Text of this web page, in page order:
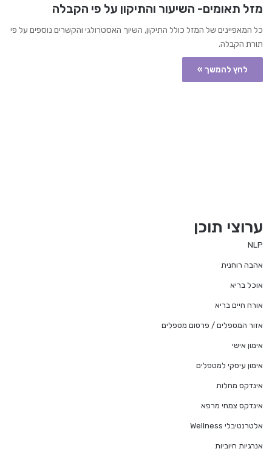
מזל תאומים- השיעור והתיקון על פי הקבלה
כל המאפיינים של המזל כולל התיקון, השיוך האסטרולגי והקשרים נוספים על פי
תורת הקבלה.
לחץ להמשך »
ערוצי תוכן
NLP
אהבה רוחנית
אוכל בריא
אורח חיים בריא
אזור המטפלים / פרסום מטפלים
אימון אישי
אימון עיסקי למטפלים
אינדקס מחלות
אינדקס צמחי מרפא
אלטרנטיבלי Wellness
אנרגיות חיוביות